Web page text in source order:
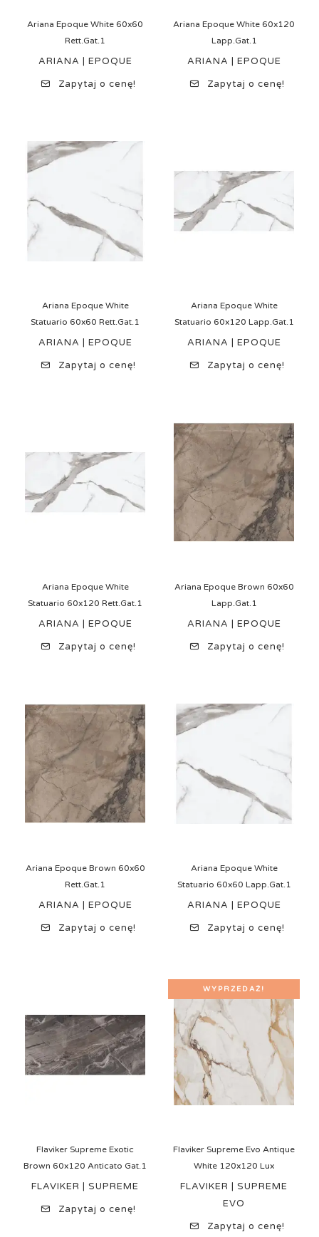
Ariana Epoque White 60x60
Rett.Gat.1
ARIANA | EPOQUE
Zapytaj o cenę!
Ariana Epoque White 60x120
Lapp.Gat.1
ARIANA | EPOQUE
Zapytaj o cenę!
Ariana Epoque White
Statuario 60x60 Rett.Gat.1
ARIANA | EPOQUE
Zapytaj o cenę!
Ariana Epoque White
Statuario 60x120 Lapp.Gat.1
ARIANA | EPOQUE
Zapytaj o cenę!
Ariana Epoque White
Statuario 60x120 Rett.Gat.1
ARIANA | EPOQUE
Zapytaj o cenę!
Ariana Epoque Brown 60x60
Lapp.Gat.1
ARIANA | EPOQUE
Zapytaj o cenę!
Ariana Epoque Brown 60x60
Rett.Gat.1
ARIANA | EPOQUE
Zapytaj o cenę!
Ariana Epoque White
Statuario 60x60 Lapp.Gat.1
ARIANA | EPOQUE
Zapytaj o cenę!
Flaviker Supreme Exotic
Brown 60x120 Anticato Gat.1
FLAVIKER | SUPREME
Zapytaj o cenę!
Flaviker Supreme Evo Antique
White 120x120 Lux
FLAVIKER | SUPREME
EVO
Zapytaj o cenę!
WYPRZEDAŻ!